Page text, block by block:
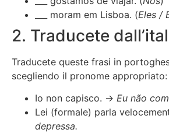
___ moram em Lisboa. (Eles /
2. Traducete
Traducete queste frasi in
scegliendo il pronome appropriato:
Io non capisco. → Eu não
Lei (formale) parla
depressa.